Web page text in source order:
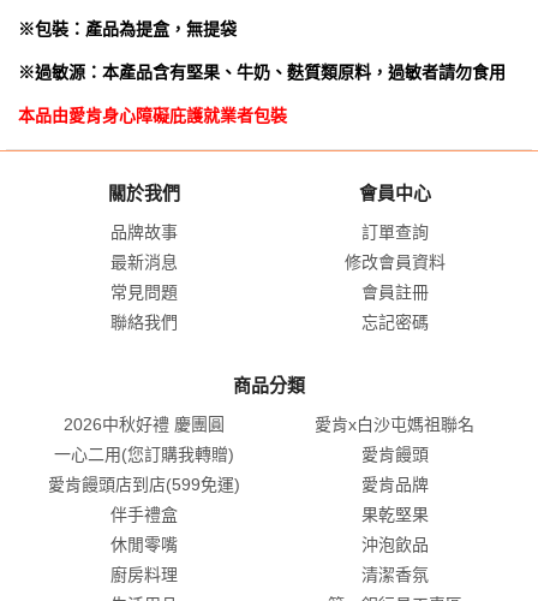
※包裝：產品為提盒，無提袋
※過敏源：本產品含有堅果、牛奶、麩質類原料，過敏者請勿食用
本品由愛肯身心障礙庇護就業者包裝
關於我們
品牌故事
最新消息
常見問題
聯絡我們
會員中心
訂單查詢
修改會員資料
會員註冊
忘記密碼
商品分類
2026中秋好禮 慶團圓
愛肯x白沙屯媽祖聯名
一心二用(您訂購我轉贈)
愛肯饅頭
愛肯饅頭店到店(599免運)
愛肯品牌
伴手禮盒
果乾堅果
休閒零嘴
沖泡飲品
廚房料理
清潔香氛